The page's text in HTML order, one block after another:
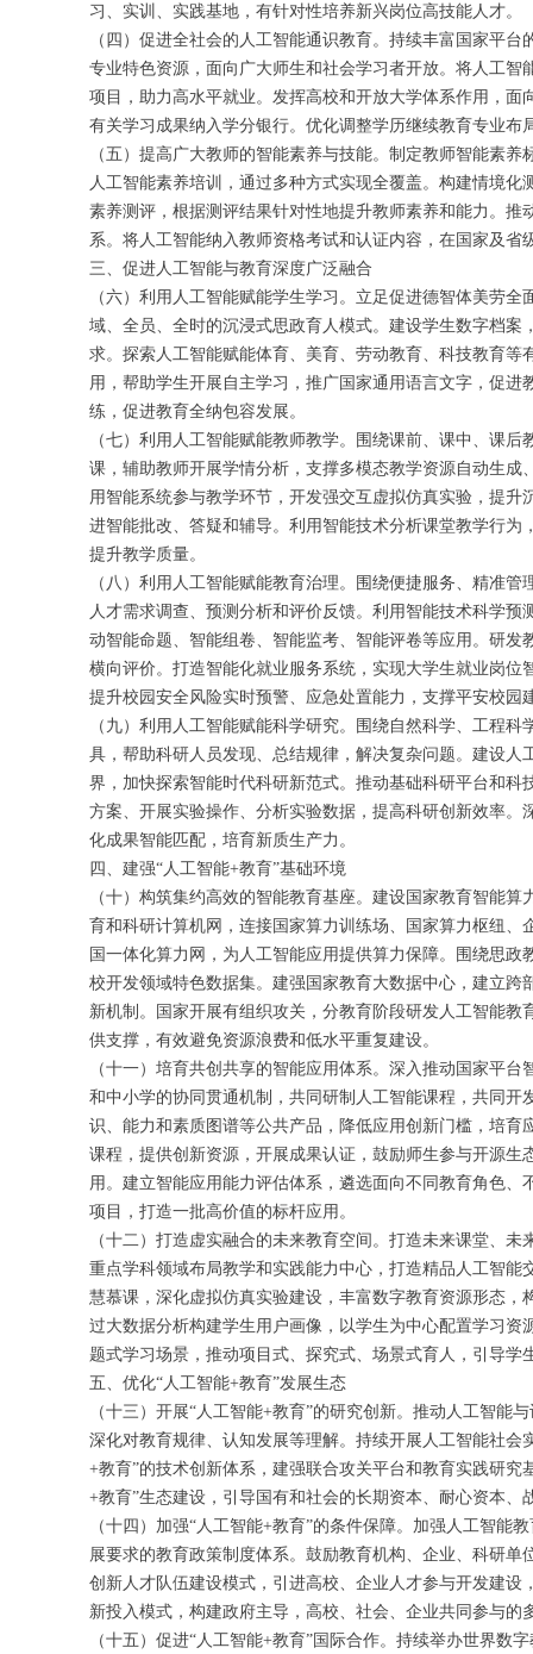
习、实训、实践基地，有针对性培养新兴岗位高技能人才。
（四）促进全社会的人工智能通识教育。持续丰富国家平
专业特色资源，面向广大师生和社会学习者开放。将人工
项目，助力高水平就业。发挥高校和开放大学体系作用，
有关学习成果纳入学分银行。优化调整学历继续教育专业
（五）提高广大教师的智能素养与技能。制定教师智能素
人工智能素养培训，通过多种方式实现全覆盖。构建情境
素养测评，根据测评结果针对性地提升教师素养和能力。
系。将人工智能纳入教师资格考试和认证内容，在国家及
三、促进人工智能与教育深度广泛融合
（六）利用人工智能赋能学生学习。立足促进德智体美劳
域、全员、全时的沉浸式思政育人模式。建设学生数字档
求。探索人工智能赋能体育、美育、劳动教育、科技教育
用，帮助学生开展自主学习，推广国家通用语言文字，促
练，促进教育全纳包容发展。
（七）利用人工智能赋能教师教学。围绕课前、课中、课
课，辅助教师开展学情分析，支撑多模态教学资源自动生
用智能系统参与教学环节，开发强交互虚拟仿真实验，提
进智能批改、答疑和辅导。利用智能技术分析课堂教学行
提升教学质量。
（八）利用人工智能赋能教育治理。围绕便捷服务、精准
人才需求调查、预测分析和评价反馈。利用智能技术科学
动智能命题、智能组卷、智能监考、智能评卷等应用。研
横向评价。打造智能化就业服务系统，实现大学生就业岗
提升校园安全风险实时预警、应急处置能力，支撑平安校园
（九）利用人工智能赋能科学研究。围绕自然科学、工程
具，帮助科研人员发现、总结规律，解决复杂问题。建设
界，加快探索智能时代科研新范式。推动基础科研平台和
方案、开展实验操作、分析实验数据，提高科研创新效率
化成果智能匹配，培育新质生产力。
四、建强“人工智能+教育”基础环境
（十）构筑集约高效的智能教育基座。建设国家教育智能
育和科研计算机网，连接国家算力训练场、国家算力枢纽
国一体化算力网，为人工智能应用提供算力保障。围绕思
校开发领域特色数据集。建强国家教育大数据中心，建立
新机制。国家开展有组织攻关，分教育阶段研发人工智能
供支撑，有效避免资源浪费和低水平重复建设。
（十一）培育共创共享的智能应用体系。深入推动国家平
和中小学的协同贯通机制，共同研制人工智能课程，共同
识、能力和素质图谱等公共产品，降低应用创新门槛，培
课程，提供创新资源，开展成果认证，鼓励师生参与开源
用。建立智能应用能力评估体系，遴选面向不同教育角色
项目，打造一批高价值的标杆应用。
（十二）打造虚实融合的未来教育空间。打造未来课堂、
重点学科领域布局教学和实践能力中心，打造精品人工智
慧慕课，深化虚拟仿真实验建设，丰富数字教育资源形态
过大数据分析构建学生用户画像，以学生为中心配置学习
题式学习场景，推动项目式、探究式、场景式育人，引导学
五、优化“人工智能+教育”发展生态
（十三）开展“人工智能+教育”的研究创新。推动人工智
深化对教育规律、认知发展等理解。持续开展人工智能社
+教育”的技术创新体系，建强联合攻关平台和教育实践研
+教育”生态建设，引导国有和社会的长期资本、耐心资本
（十四）加强“人工智能+教育”的条件保障。加强人工智
展要求的教育政策制度体系。鼓励教育机构、企业、科研
创新人才队伍建设模式，引进高校、企业人才参与开发建
新投入模式，构建政府主导，高校、社会、企业共同参与的
（十五）促进“人工智能+教育”国际合作。持续举办世界